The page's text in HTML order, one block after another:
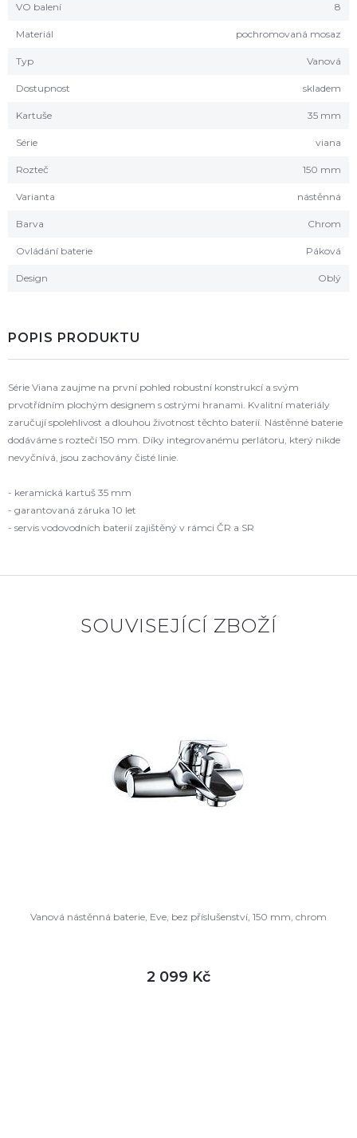
VO balení 8
Materiál pochromovaná mosaz
Typ Vanová
Dostupnost skladem
Kartuše 35 mm
Série viana
Rozteč 150 mm
Varianta nástěnná
Barva Chrom
Ovládání baterie Páková
Design Oblý
POPIS PRODUKTU
Série Viana zaujme na první pohled robustní konstrukcí a svým
prvotřídním plochým designem s ostrými hranami. Kvalitní materiály
zaručují spolehlivost a dlouhou životnost těchto baterií. Nástěnné baterie
dodáváme s roztečí 150 mm. Díky integrovanému perlátoru, který nikde
nevyčnívá, jsou zachovány čisté linie.
- keramická kartuš 35 mm
- garantovaná záruka 10 let
- servis vodovodních baterií zajištěný v rámci ČR a SR
SOUVISEJÍCÍ ZBOŽÍ
Vanová nástěnná baterie, Eve, bez příslušenství, 150 mm, chrom
2 099 Kč